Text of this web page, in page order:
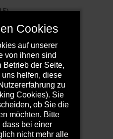
35)
55)
70)
80)
Cookies
auf unserer
von ihnen sind
Betrieb der Seite,
helfen, diese
zu
Cookies). Sie
ob Sie die
möchten. Bitte
dass bei einer
nicht mehr alle